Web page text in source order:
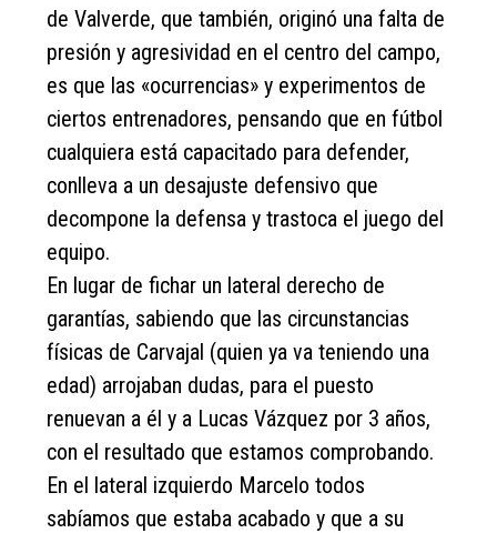
de Valverde, que también, originó una falta de
presión y agresividad en el centro del campo,
es que las «ocurrencias» y experimentos de
ciertos entrenadores, pensando que en fútbol
cualquiera está capacitado para defender,
conlleva a un desajuste defensivo que
decompone la defensa y trastoca el juego del
equipo.
En lugar de fichar un lateral derecho de
garantías, sabiendo que las circunstancias
físicas de Carvajal (quien ya va teniendo una
edad) arrojaban dudas, para el puesto
renuevan a él y a Lucas Vázquez por 3 años,
con el resultado que estamos comprobando.
En el lateral izquierdo Marcelo todos
sabíamos que estaba acabado y que a su